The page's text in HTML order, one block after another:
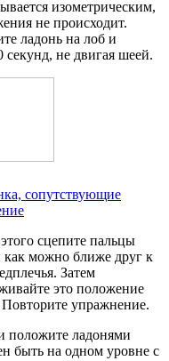
изометрическим,
не происходит.
ладонь на лоб и
секунд, не двигая шеей.
сопутствующие
сцепите пальцы
как можно ближе друг к
Затем
это положение
Повторите упражнение.
положите ладонями
быть на одном уровне с